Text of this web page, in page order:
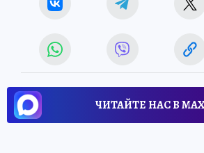
ЧИТАЙТЕ НАС В